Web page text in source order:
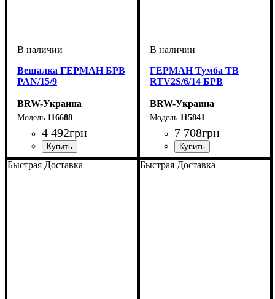
Вешалка ГЕРМАН БРВ
PAN/15/9
BRW-Украина
116688
4 492грн
ширина, мм: 900
высота, мм: 1490
глубина, мм: 250
ГЕРМАН Тумба ТВ
RTV2S/6/14 БРВ
BRW-Украина
115841
7 708грн
ширина, мм: 1385
высота, мм: 600
глубина, мм: 540
Быстрая Доставка Быстрая Доставка